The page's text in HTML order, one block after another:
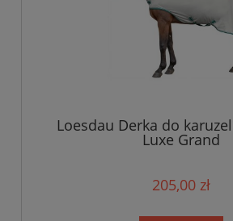
Loesdau Derka do
Luxe Grand
205,00 zł